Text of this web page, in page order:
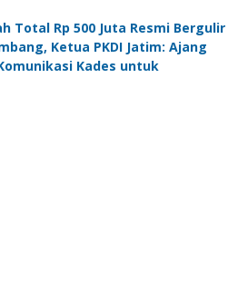
Total Rp 500 Juta Resmi Bergulir
Ketua PKDI Jatim: Ajang
Kades untuk